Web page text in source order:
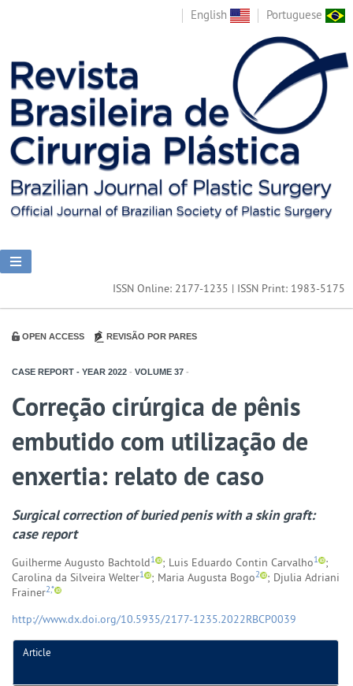
English Portuguese
ISSN Online: 2177-1235 | ISSN Print: 1983-5175
OPEN ACCESS REVISÃO POR PARES
CASE REPORT - YEAR 2022 - VOLUME 37 -
Correção cirúrgica de pênis
embutido com utilização de
enxertia: relato de caso
Surgical correction of buried penis with a skin graft:
case report
Guilherme Augusto Bachtold1 ; Luis Eduardo Contin Carvalho1
;
Carolina da Silveira Welter1 ; Maria Augusta Bogo2
; Djulia Adriani
Frainer2,*
http://www.dx.doi.org/10.5935/2177-1235.2022RBCP0039
Article